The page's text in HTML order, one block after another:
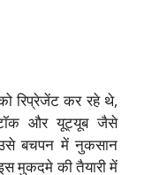
रिप्रेजेंट कर रहे थे,
और यूट्यूब जैसे
उसे बचपन में नुकसान
मुकदमे की तैयारी में